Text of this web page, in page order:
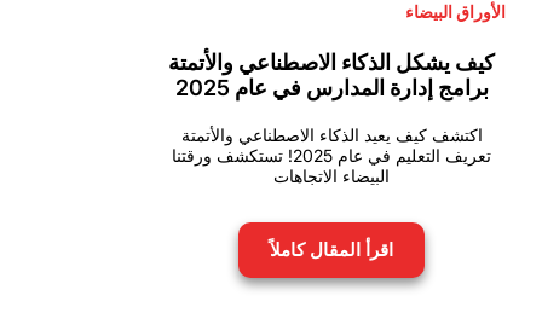
الأوراق البيضاء
كيف يشكل الذكاء الاصطناعي والأتمتة
برامج إدارة المدارس في عام 2025
اكتشف كيف يعيد الذكاء الاصطناعي والأتمتة
تعريف التعليم في عام 2025! تستكشف ورقتنا
البيضاء الاتجاهات
اقرأ المقال كاملاً